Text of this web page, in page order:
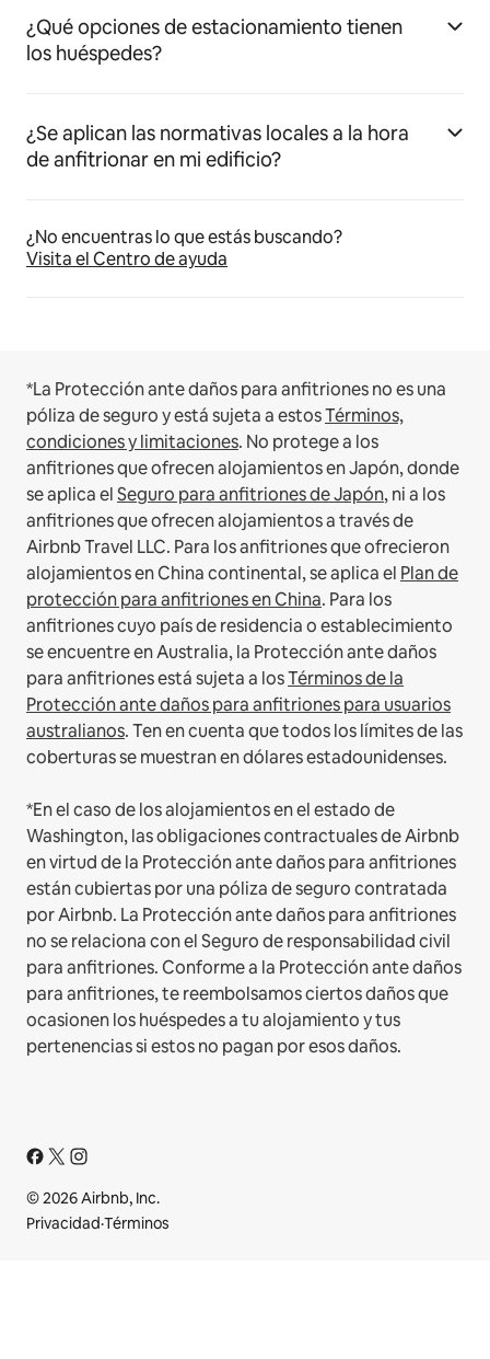
¿Qué opciones de estacionamiento tienen
los huéspedes?
¿Se aplican las normativas locales a la hora
de anfitrionar en mi edificio?
¿No encuentras lo que estás buscando?
Visita el Centro de ayuda
*La Protección ante daños para anfitriones no es una
póliza de seguro y está sujeta a estosTérminos,
condiciones y limitaciones. No protege a los
anfitriones que ofrecen alojamientos en Japón, donde
se aplica elSeguro para anfitriones de Japón, ni a los
anfitriones que ofrecen alojamientos a través de
Airbnb Travel LLC. Para los anfitriones que ofrecieron
alojamientos en China continental, se aplica el Plan de
protección para anfitriones en China. Para los
anfitriones cuyo país de residencia o establecimiento
se encuentre en Australia, la Protección ante daños
para anfitriones está sujeta a losTérminos de la
Protección ante daños para anfitriones para usuarios
australianos. Ten en cuenta que todos los límites de las
coberturas se muestran en dólares estadounidenses.
*En el caso de los alojamientos en el estado de
Washington, las obligaciones contractuales de Airbnb
en virtud de la Protección ante daños para anfitriones
están cubiertas por una póliza de seguro contratada
por Airbnb. La Protección ante daños para anfitriones
no se relaciona con el Seguro de responsabilidad civil
para anfitriones. Conforme a la Protección ante daños
para anfitriones, te reembolsamos ciertos daños que
ocasionen los huéspedes a tu alojamiento y tus
pertenencias si estos no pagan por esos daños.
© 2026 Airbnb, Inc.
Privacidad·Términos